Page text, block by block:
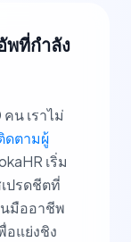
พที่กำลัง
น เราไม่
ดตามผู้
เริ่ม
ปรดชีตที่
นมืออาชีพ
อแย่งชิง